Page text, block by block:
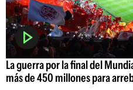
La guerra por la final del
más de 450 millones para